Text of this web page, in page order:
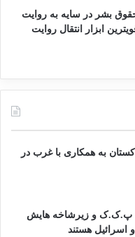
حقوق بشر در سایه به روایت
ابزار انتقال روایت
به همکاری با غرب در
پ.ک.ک و زیرشاخه هایش
اسرائیل هستند